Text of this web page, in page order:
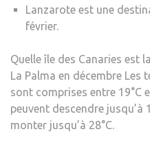
Lanzarote est une
février.
Quelle île des Canaries est
La Palma en décembre Les
sont comprises entre 19°C
peuvent descendre jusqu’à
monter jusqu’à 28°C.